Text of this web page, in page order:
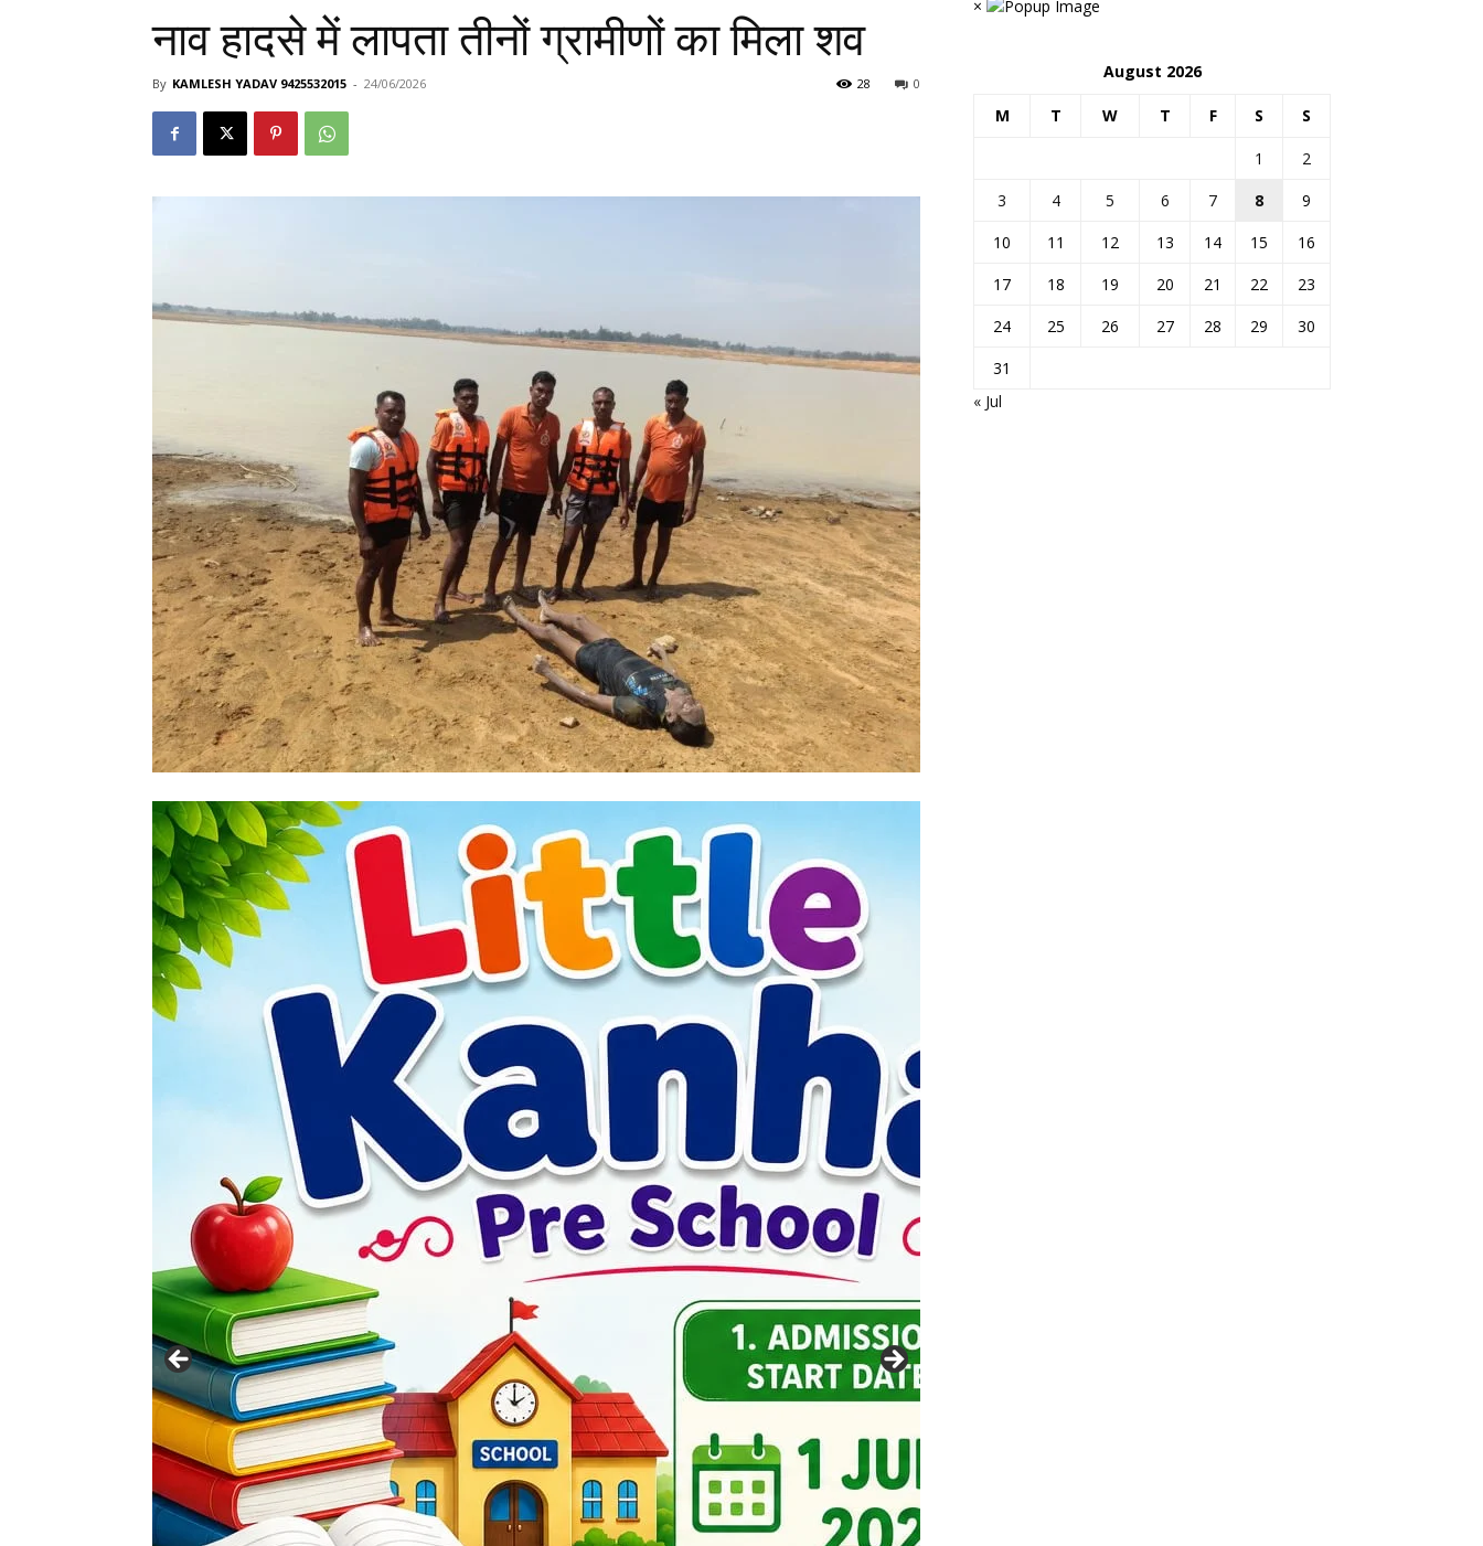
नाव हादसे में लापता तीनों ग्रामीणों का मिला शव
By KAMLESH YADAV 9425532015 - 24/06/2026 0
28
×
August 2026
M T W T F S S
1
2
3
4 5 6 7 8
9
10
11 12 13 14 15
16
17
18 19 20 21 22
23
24
25 26 27 28 29
30
31
« Jul